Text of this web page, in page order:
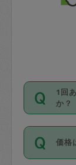
1回
か？
依頼
超え
利用
価格